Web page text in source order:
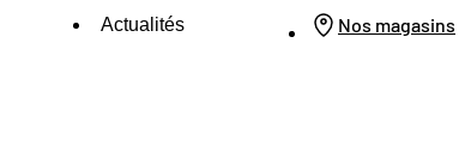
Actualités Nos magasins